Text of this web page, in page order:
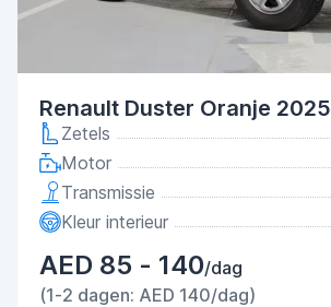
Renault Duster Oranje 2025
Zetels
Motor
Transmissie
Kleur interieur
AED 85 - 140/dag
(1-2 dagen: AED 140/dag)